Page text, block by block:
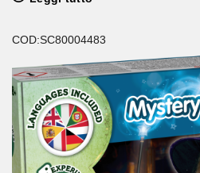
COD:SC80004483